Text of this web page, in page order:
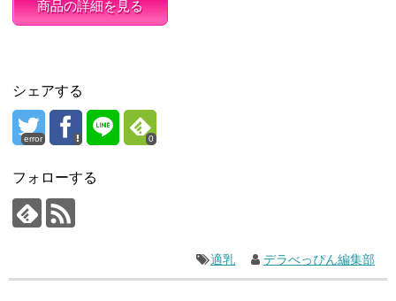
商品の詳細を見る
シェアする
error 0
フォローする
適乳 デラべっぴん編集部